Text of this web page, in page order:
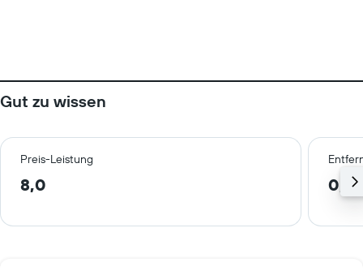
Gut zu wissen
Preis-Leistung
8,0 0,8